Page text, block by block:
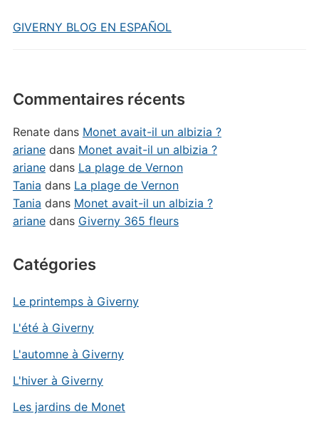
GIVERNY BLOG EN ESPAÑOL
Commentaires récents
Renatedans Monet avait-il un albizia ?
arianedans Monet avait-il un albizia ?
arianedans La plage de Vernon
Tania dans La plage de Vernon
Tania dans Monet avait-il un albizia ?
arianedans Giverny 365 fleurs
Catégories
Le printemps à Giverny
L'été à Giverny
L'automne à Giverny
L'hiver à Giverny
Les jardins de Monet